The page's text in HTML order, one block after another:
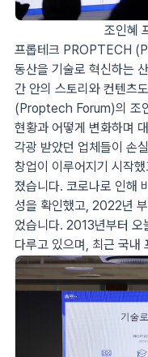
조인혜
프롭테크 PROPTECH
동산을 기술로 혁신하는
간 안의 스토리와 컨텐츠
(Proptech Forum)의 조
현황과 어떻게 변화하며
각광 받았던 업체들이 손
창업이 이루어지기 시작
졌습니다. 코로나로 인해
성을 확인했고, 2022년
었습니다. 2013년부터 오
다루고 있으며, 최근 국내